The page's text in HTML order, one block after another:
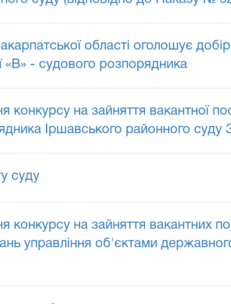
області оголошує
«В» - судового розпорядника
на зайняття вакантної
Іршавського районного суду
суду
на зайняття вакантних
управління об'єктами